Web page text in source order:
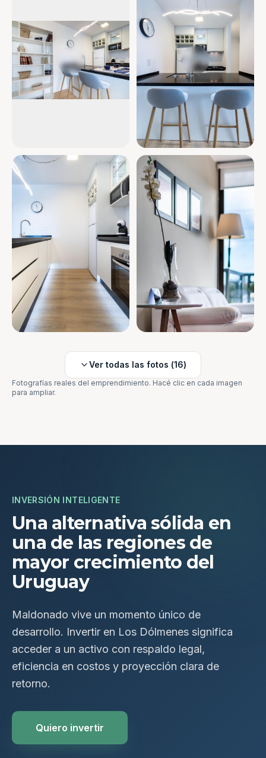
Ver todas las fotos (16)
Fotografías reales del emprendimiento. Hacé clic en cada imagen
para ampliar.
INVERSIÓN INTELIGENTE
Una alternativa sólida en
una de las regiones de
mayor crecimiento del
Uruguay
Maldonado vive un momento único de
desarrollo. Invertir en Los Dólmenes significa
acceder a un activo con respaldo legal,
eficiencia en costos y proyección clara de
retorno.
Quiero invertir